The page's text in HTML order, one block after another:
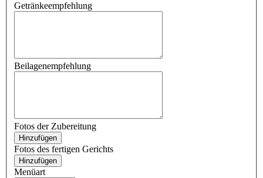
Getränkeempfehlung
Beilagenempfehlung
Fotos der Zubereitung
Hinzufügen
Fotos des fertigen Gerichts
Hinzufügen
Menüart